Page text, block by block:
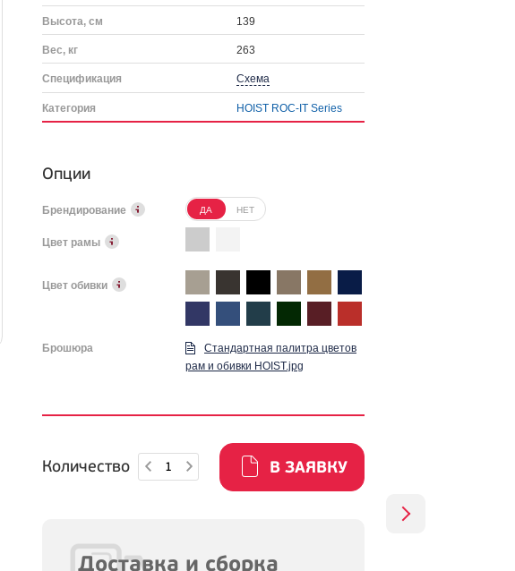
Высота, см 139
Вес, кг 263
Спецификация Схема
Категория HOIST ROC-IT Series
Опции
Брендирование ДА НЕТ
Цвет рамы
Цвет обивки
Брошюра
Стандартная палитра цветов
рам и обивки HOIST.jpg
Количество В ЗАЯВКУ
Доставка и сборка